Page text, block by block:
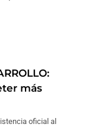
más
oficial al